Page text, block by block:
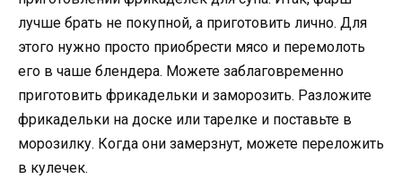
лучше брать не покупной, а приготовить лично. Для
этого нужно просто приобрести мясо и перемолоть
его в чаше блендера. Можете заблаговременно
приготовить фрикадельки и заморозить. Разложите
фрикадельки на доске или тарелке и поставьте в
морозилку. Когда они замерзнут, можете переложить
в кулечек.